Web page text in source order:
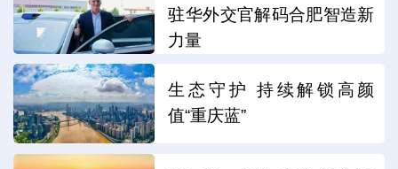
驻华外交官解码合肥智造新
力量
生态守护 持续解锁高颜
值“重庆蓝”